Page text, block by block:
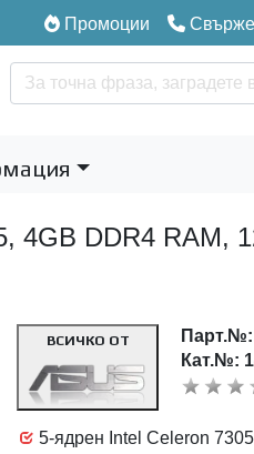
Промоции
4GB DDR4 RAM,
ВСИЧКО ОТ Парт.№:
Кат.№:
5-ядрен Intel Celeron